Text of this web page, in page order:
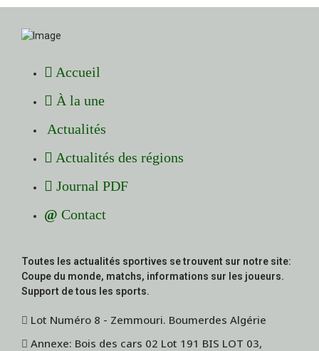
Accueil
À la une
Actualités
Actualités des régions
Journal PDF
Contact
Toutes les actualités sportives se trouvent sur notre site:
Coupe du monde, matchs, informations sur les joueurs.
Support de tous les sports.
Lot Numéro 8 - Zemmouri. Boumerdes Algérie
Annexe: Bois des cars 02 Lot 191 BIS LOT 03,